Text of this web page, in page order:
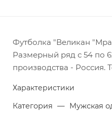
Футболка "Великан
Размерный ряд с 54 по
производства - Россия.
Характеристики
Категория — Мужская